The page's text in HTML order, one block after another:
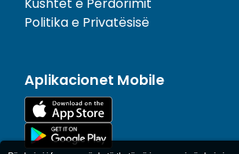
Politika e Privatësisë
Aplikacionet Mobile